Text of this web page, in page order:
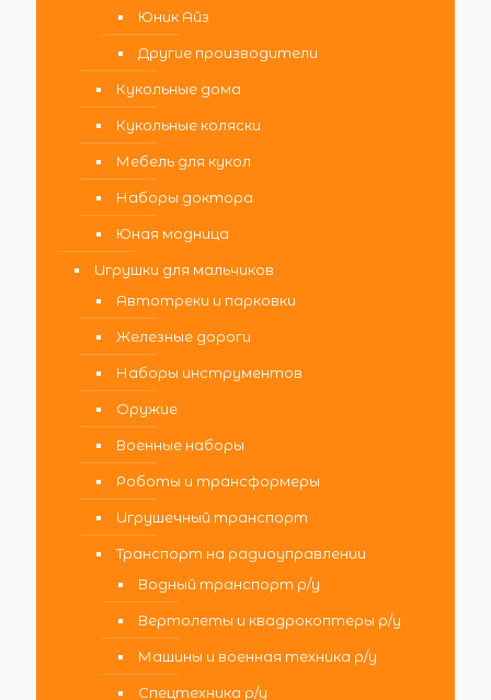
Юник Айз
Другие производители
Кукольные дома
Кукольные коляски
Мебель для кукол
Наборы доктора
Юная модница
Игрушки для мальчиков
Автотреки и парковки
Железные дороги
Наборы инструментов
Оружие
Военные наборы
Роботы и трансформеры
Игрушечный транспорт
Транспорт на радиоуправлении
Водный транспорт р/у
Вертолеты и квадрокоптеры р/у
Машины и военная техника р/у
Спецтехника р/у